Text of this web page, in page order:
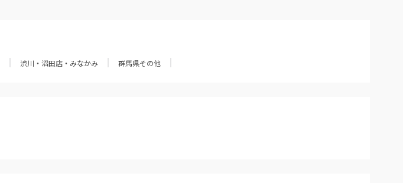
渋川・沼田店・みなかみ 群馬県その他